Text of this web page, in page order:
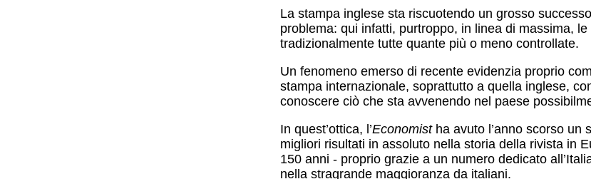
La stampa inglese sta riscuotendo un grosso
problema: qui infatti, purtroppo, in linea di massima,
tradizionalmente tutte quante più o meno controllate.
Un fenomeno emerso di recente evidenzia proprio
stampa internazionale, soprattutto a quella inglese,
conoscere ciò che sta avvenendo nel paese
In quest’ottica, l’Economist ha avuto l’anno scorso un
migliori risultati in assoluto nella storia della rivista in
150 anni - proprio grazie a un numero dedicato
nella stragrande maggioranza da italiani.